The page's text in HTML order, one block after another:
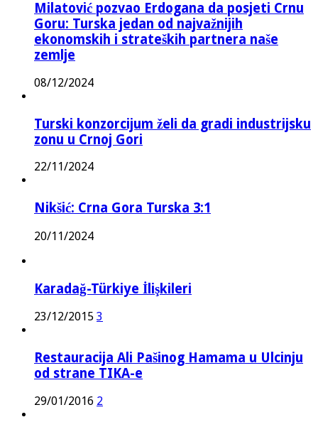
Milatović pozvao Erdogana da posjeti Crnu
Goru: Turska jedan od najvažnijih
ekonomskih i strateških partnera naše
zemlje
08/12/2024
Turski konzorcijum želi da gradi industrijsku
zonu u Crnoj Gori
22/11/2024
Nikšić: Crna Gora Turska 3:1
20/11/2024
Karadağ-Türkiye İlişkileri
23/12/2015 3
Restauracija Ali Pašinog Hamama u Ulcinju
od strane TIKA-e
29/01/2016 2